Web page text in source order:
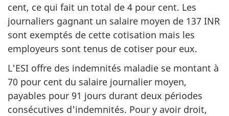
cent, ce qui fait un total de 4 pour cent. Les
journaliers gagnant un salaire moyen de 137 INR
sont exemptés de cette cotisation mais les
employeurs sont tenus de cotiser pour eux.
L'ESI offre des indemnités maladie se montant à
70 pour cent du salaire journalier moyen,
payables pour 91 jours durant deux périodes
consécutives d'indemnités. Pour y avoir droit,